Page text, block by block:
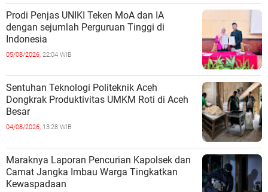
Prodi Penjas UNIKI Teken MoA dan IA
dengan sejumlah Perguruan Tinggi di
Indonesia
05/08/2026, 22:04 WIB
Sentuhan Teknologi Politeknik Aceh
Dongkrak Produktivitas UMKM Roti di Aceh
Besar
04/08/2026, 13:28 WIB
Maraknya Laporan Pencurian Kapolsek dan
Camat Jangka Imbau Warga Tingkatkan
Kewaspadaan